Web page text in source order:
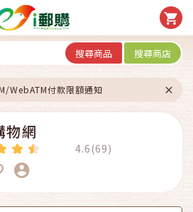
搜尋商品 搜尋商店
WebATM付款限額通知
物網
4.6(69)